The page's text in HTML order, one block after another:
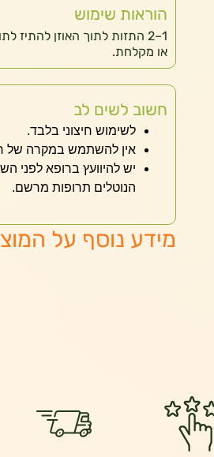
הוראות שימוש
1–2 התזות לתוך האוזן
או מקלחת.
חשוב לשים לב
לשימוש חיצוני בלבד.
אין להשתמש במקרה של
יש להיוועץ ברופא לפני
הנוטלים תרופות מרשם.
מידע נוסף על